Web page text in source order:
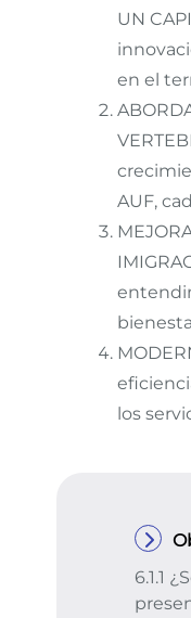
UN
en el
AUF,
los
6.1.1